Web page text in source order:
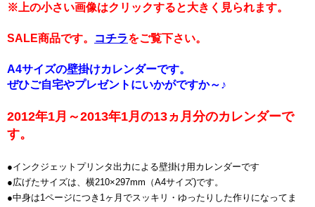
※上の小さい画像はクリックすると大きく見られます。
SALE商品です。 コチラをご覧下さい。
A4サイズの壁掛けカレンダーです。
ぜひご自宅やプレゼントにいかがですか～♪
2012年1月～2013年1月の13ヵ月分のカレンダーで
す。
●インクジェットプリンタ出力による壁掛け用カレンダーです
●広げたサイズは、横210×297mm（A4サイズ)です。
●中身は1ページにつき1ヶ月でスッキリ・ゆったりした作りになってま